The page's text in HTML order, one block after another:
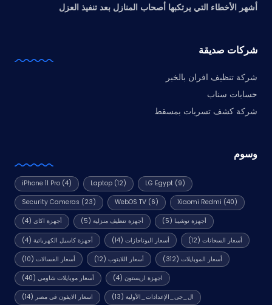
أشهر الأخطاء التي يرتكبها أصحاب المنازل بعد تنفيذ العزل
شركات صديقة
شركة تنظيف افران بالخبر
حسابات سناب
شركة كشف تسربات بمسقط
وسوم
iPhone 11 Pro (4) Laptop(12) LG Egypt(9)
Security Cameras (23) WebOS TV(6) Xiaomi Redmi (40)
أجهزة اكاي(4) أجهزة تنظيف منزلية (5) أجهزة توشيبا (5)
أجهزة كاسيل الكهربائية(4) أسعار البوتاجازات (14) أسعار السخانات (12)
أسعار الغسالات(10) أسعار اللابتوب (12) أسعار الموبايلات (312)
أسعار موبايلات شاومي(40) اجهزة اريستون (4)
اسعار الايفون في مصر (14) ال_جى_الإعدادات_الأولية (13)